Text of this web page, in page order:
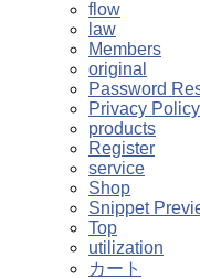
flow
law
Members
original
Password
Privacy Policy
products
Register
service
Shop
Snippet
Top
utilization
カート